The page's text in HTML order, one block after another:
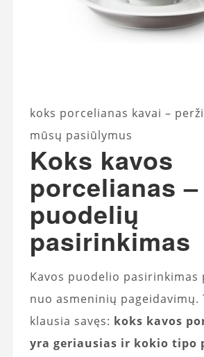
koks porcelianas kavai –
mūsų pasiūlymus
Koks kavos
porcelianas –
puodelių
pasirinkimas
Kavos puodelio pasirinkimas
nuo asmeninių pageidavimų.
klausia savęs: koks kavos
yra geriausias ir kokio tipo